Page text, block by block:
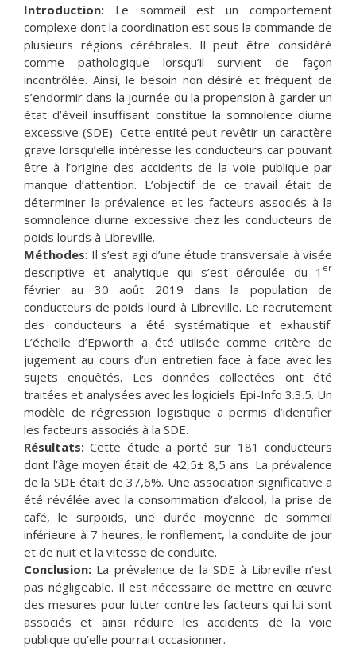
Introduction: Le sommeil est un comportement
complexe dont la coordination est sous la commande de
plusieurs régions cérébrales. Il peut être considéré
comme pathologique lorsqu’il survient de façon
incontrôlée. Ainsi, le besoin non désiré et fréquent de
s’endormir dans la journée ou la propension à garder un
état d’éveil insuffisant constitue la somnolence diurne
excessive (SDE). Cette entité peut revêtir un caractère
grave lorsqu’elle intéresse les conducteurs car pouvant
être à l’origine des accidents de la voie publique par
manque d’attention. L’objectif de ce travail était de
déterminer la prévalence et les facteurs associés à la
somnolence diurne excessive chez les conducteurs de
poids lourds à Libreville.
Méthodes: Il s’est agi d’une étude transversale à visée
descriptive et analytique qui s’est déroulée du 1 er
février au 30 août 2019 dans la population de
conducteurs de poids lourd à Libreville. Le recrutement
des conducteurs a été systématique et exhaustif.
L’échelle d’Epworth a été utilisée comme critère de
jugement au cours d’un entretien face à face avec les
sujets enquêtés. Les données collectées ont été
traitées et analysées avec les logiciels Epi-Info 3.3.5. Un
modèle de régression logistique a permis d’identifier
les facteurs associés à la SDE.
Résultats:Cette étude a porté sur 181 conducteurs
dont l’âge moyen était de 42,5± 8,5 ans. La prévalence
de la SDE était de 37,6%. Une association significative a
été révélée avec la consommation d’alcool, la prise de
café, le surpoids, une durée moyenne de sommeil
inférieure à 7 heures, le ronflement, la conduite de jour
et de nuit et la vitesse de conduite.
Conclusion: La prévalence de la SDE à Libreville n’est
pas négligeable. Il est nécessaire de mettre en œuvre
des mesures pour lutter contre les facteurs qui lui sont
associés et ainsi réduire les accidents de la voie
publique qu’elle pourrait occasionner.